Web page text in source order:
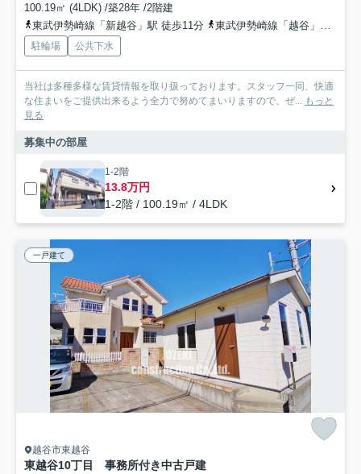
100.19㎡ (4LDK) /築28年 /2階建
東武伊勢崎線「新越谷」駅 徒歩11分
東武伊勢崎線「越谷」駅 徒歩15分
駐輪場 公共下水
当社は多種多様な賃貸情報を取り扱っております。スタッフ一同、快適
な住まいをご提供出来るよう全力で努めてまいりますので、ぜ... もっと
見る
募集中の部屋
1-2階
13.8万円
1-2階 / 100.19㎡ / 4LDK
一戸建て
越谷市東越谷
東越谷10丁目 事務所付き中古戸建